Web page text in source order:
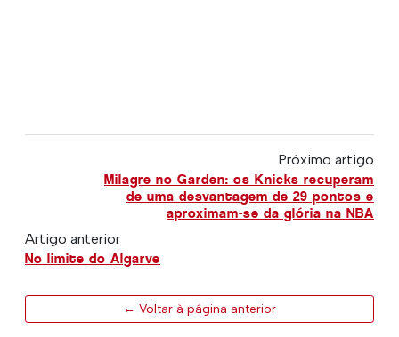
Próximo artigo
Milagre no Garden: os Knicks recuperam
de uma desvantagem de 29 pontos e
aproximam-se da glória na NBA
Artigo anterior
No limite do Algarve
← Voltar à página anterior